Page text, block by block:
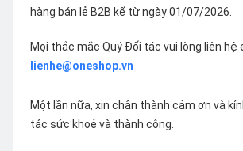
hàng bán lẻ B2B kể từ ngày 01/07/2026.
Mọi thắc mắc Quý Đối tác vui lòng liên hệ
lienhe@oneshop.vn
Một lần nữa, xin chân thành cảm ơn và
tác sức khoẻ và thành công.